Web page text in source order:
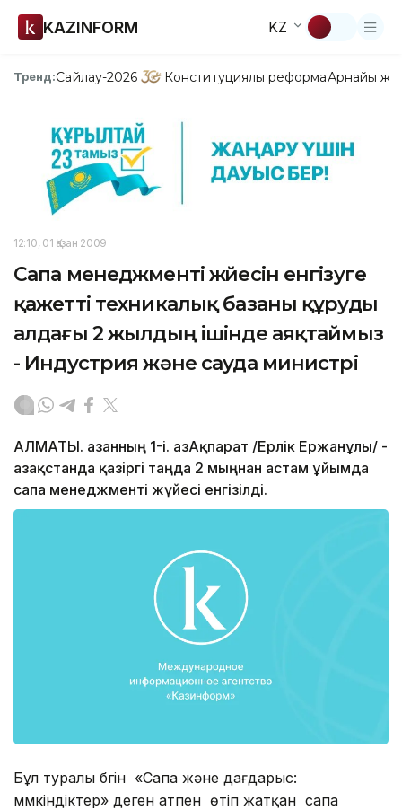
KAZINFORM KZ
Тренд:Сайлау-2026 Конституциялық реформаАрнайы
12:10, 01 Қазан 2009
Сапа менеджменті жүйесін енгізуге
қажетті техникалық базаны құруды
алдағы 2 жылдың ішінде аяқтаймыз
- Индустрия және сауда министрі
АЛМАТЫ. Қазанның 1-і. ҚазАқпарат /Ерлік Ержанұлы/ -
Қазақстанда қазіргі таңда 2 мыңнан астам ұйымда
сапа менеджменті жүйесі енгізілді.
Бұл туралы бүгін «Сапа және дағдарыс:
мүмкіндіктер» деген атпен өтіп жатқан сапа